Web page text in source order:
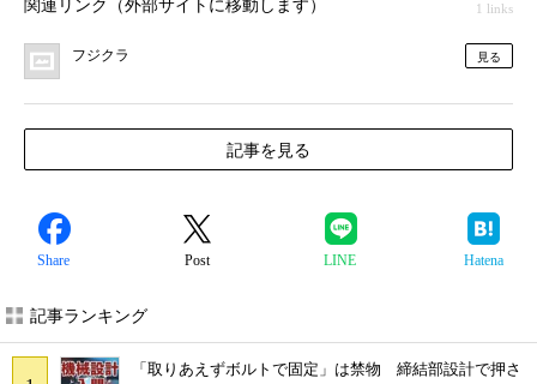
関連リンク（外部サイトに移動します） 1 links
フジクラ 見る
記事を見る
Share Post LINE Hatena
記事ランキング
「取りあえずボルトで固定」は禁物 締結部設計で押さ